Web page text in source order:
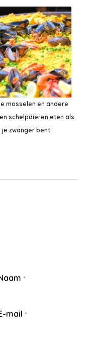
mosselen en andere
schelpdieren eten als
je zwanger bent
*
mail*